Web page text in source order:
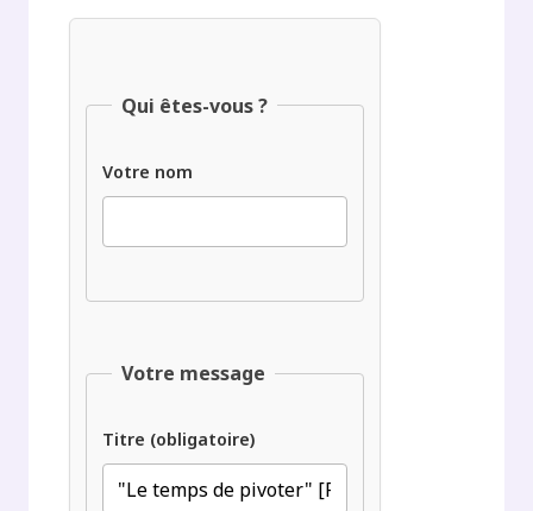
Qui êtes-vous ?
Votre nom
Votre message
Titre (obligatoire)